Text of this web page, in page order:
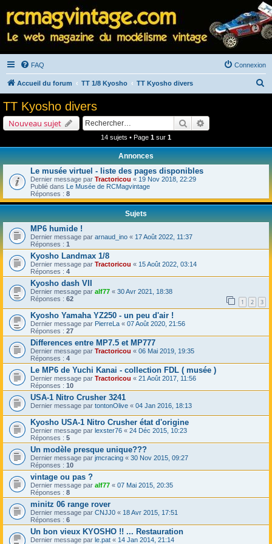
FAQ Connexion
Accueil du forum TT 1/8 Kyosho TT Kyosho divers
e
TT Kyosho divers
Nouveau sujet Rechercher
14 sujets • Page 1 sur 1
Annonces
Le musée virtuel - liste des pages disponibles
Dernier message par Tractoricou « 19 Nov 2018, 22:29
Publié dans Le Musée de RCMagvintage
Réponses : 8
Sujets
MP6 humide !
Dernier message par arnaud_ino « 17 Août 2022, 11:37
Réponses : 1
Kyosho Landmax 1/8
Dernier message par Tractoricou « 15 Août 2022, 03:14
Réponses : 4
Kyosho dash VII
Dernier message par alf77 « 30 Avr 2021, 18:38
Réponses : 62 1 2 3
Kyosho Yamaha YZ250 - un peu d'air !
Dernier message par PierreLa « 07 Août 2020, 21:56
Réponses : 27
Differences entre MP7.5 et MP777
Dernier message par Tractoricou « 06 Mai 2019, 19:35
Réponses : 4
Le MP6 de Yuchi Kanai - collection FDL ( musée )
Dernier message par Tractoricou « 21 Août 2017, 11:56
Réponses : 10
USA-1 Nitro Crusher 3241
Dernier message par tontonOlive « 04 Jan 2016, 18:13
Kyosho USA-1 Nitro Crusher état d'origine
Dernier message par lexster76 « 24 Déc 2015, 10:23
Réponses : 5
Un modèle presque unique???
Dernier message par jmcracing « 30 Nov 2015, 09:27
Réponses : 10
vintage ou pas ?
Dernier message par alf77 « 07 Mai 2015, 20:35
Réponses : 8
minitz 06 range rover
Dernier message par CNJJ0 « 18 Avr 2015, 17:51
Réponses : 6
Un bon vieux KYOSHO !! ... Restauration
Dernier message par le.pat « 14 Jan 2014, 21:14